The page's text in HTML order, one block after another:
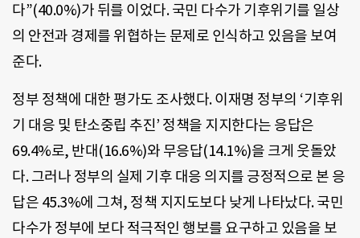
다”(40.0%)가 뒤를 이었다. 국민 다수가 기후위기를 일상
의 안전과 경제를 위협하는 문제로 인식하고 있음을 보여
준다.
정부 정책에 대한 평가도 조사했다. 이재명 정부의 ‘기후위
기 대응 및 탄소중립 추진’ 정책을 지지한다는 응답은
69.4%로, 반대(16.6%)와 무응답(14.1%)을 크게 웃돌았
다. 그러나 정부의 실제 기후 대응 의지를 긍정적으로 본 응
답은 45.3%에 그쳐, 정책 지지도보다 낮게 나타났다. 국민
다수가 정부에 보다 적극적인 행보를 요구하고 있음을 보